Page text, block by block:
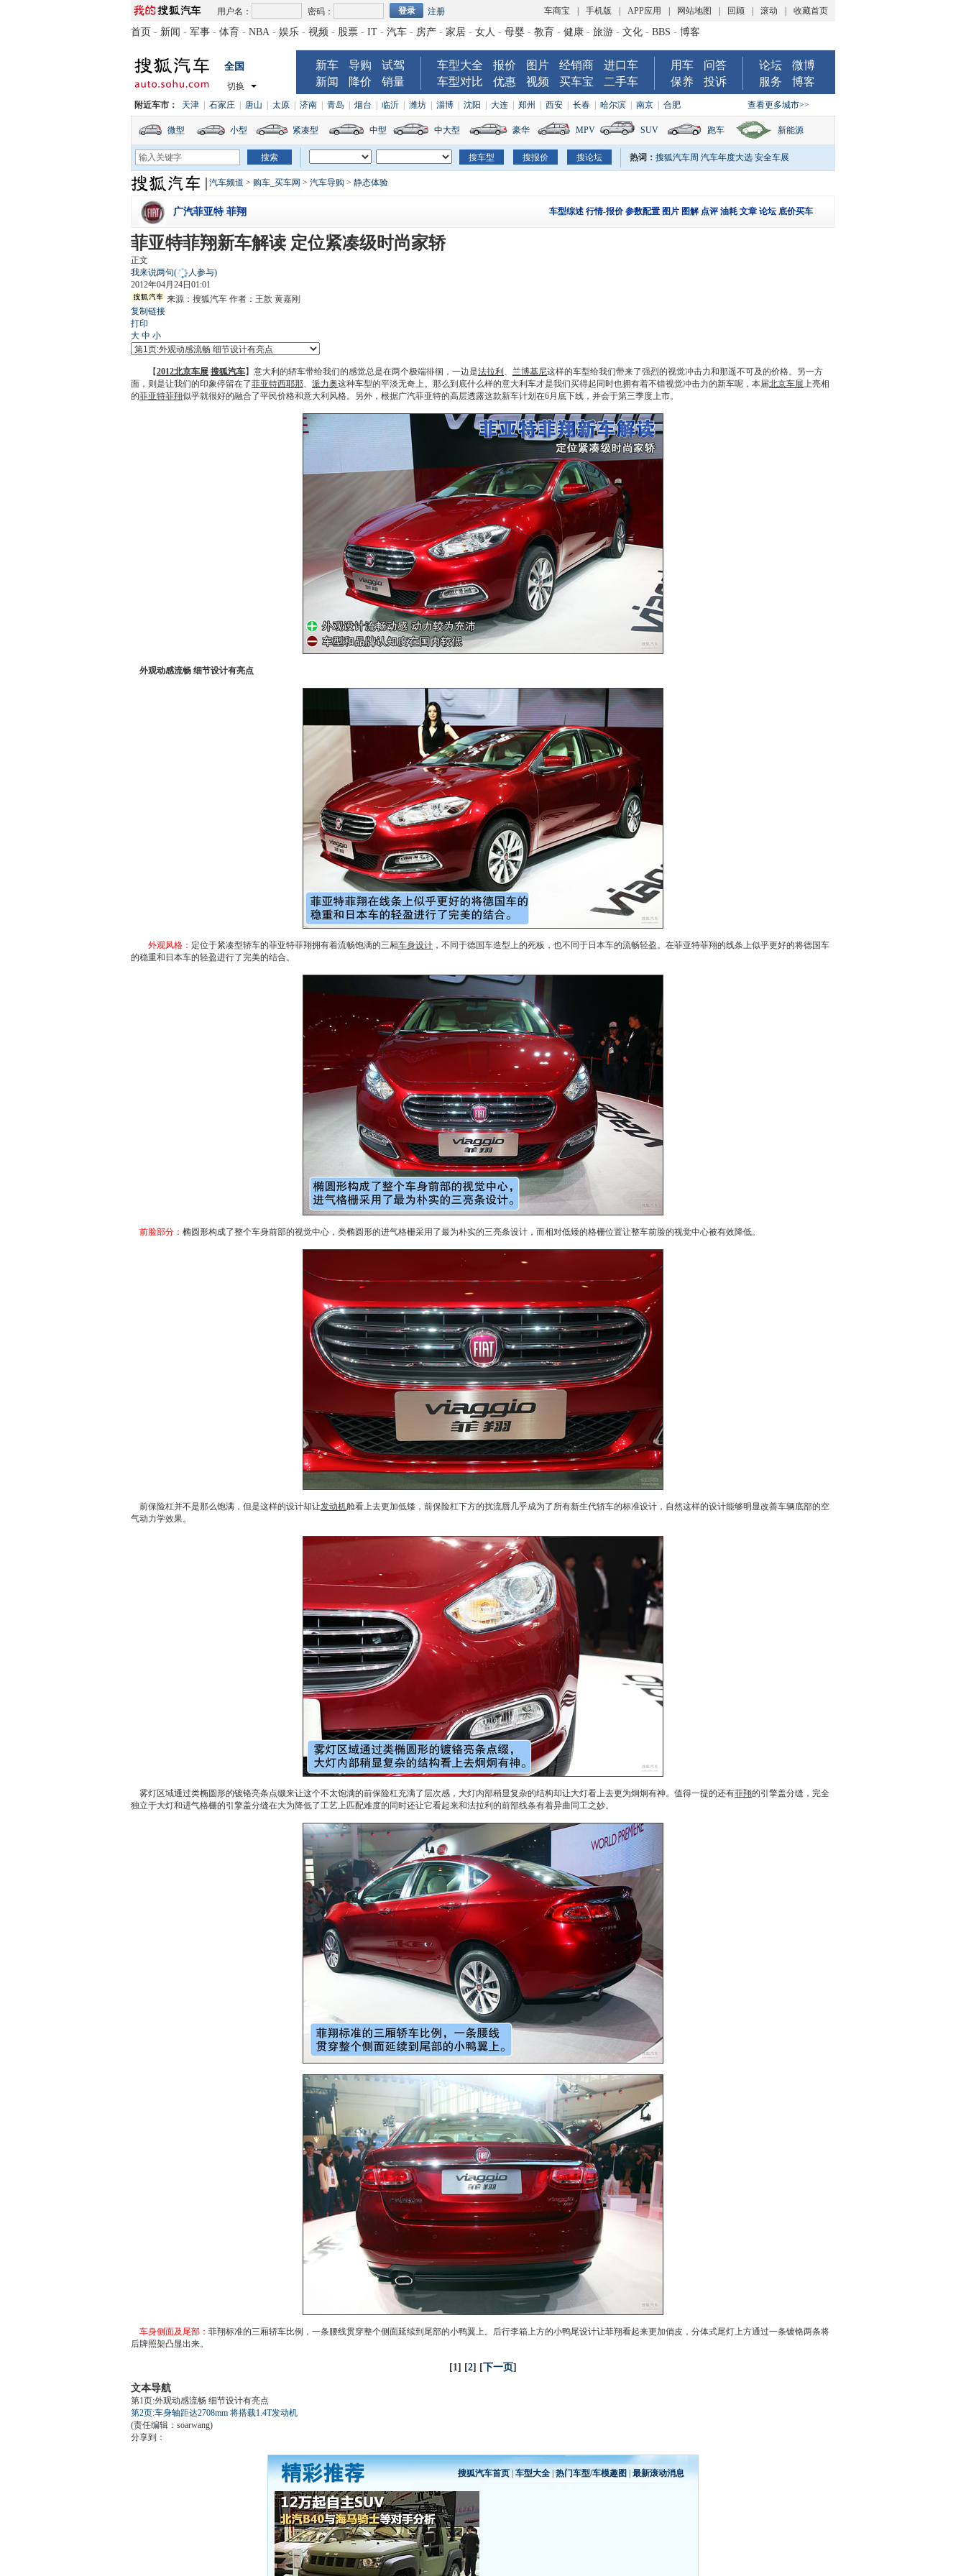
用户名： 密码： 注册 车商宝 手机版 APP应用 网站地图 回顾 滚动 收藏首页
首页 - 新闻 - 军事 - 体育 - NBA - 娱乐 - 视频 - 股票 - IT - 汽车 - 房产 - 家居 - 女人 - 母婴 - 教育 - 健康 - 旅游 - 文化 - BBS - 博客
全国
切换
新车 导购
试驾
新闻
降价 销量
车型大全 报价 图片 经销商
进口车
车型对比
优惠 视频 买车宝 二手车
用车
问答
保养
投诉
论坛
微博
服务
博客
查看更多城市>>
附近车市： 天津 石家庄 唐山 太原 济南 青岛 烟台 临沂 潍坊 淄博 沈阳 大连 郑州 西安 长春 哈尔滨 南京 合肥
微型 小型 紧凑型 中型 中大型 豪华 MPV SUV 跑车 新能源
热词： 搜狐汽车周 汽车年度大选 安全车展
汽车频道 > 购车_买车网 > 汽车导购 > 静态体验
车型综述 行情-报价 参数配置 图片 图解 点评 油耗 文章 论坛 底价买车
广汽菲亚特 菲翔
菲亚特菲翔新车解读 定位紧凑级时尚家轿
正文
我来说两句(
人参与)
2012年04月24日01:01
来源： 搜狐汽车作者：王歆 黄嘉刚
复制链接
打印
大 中 小
【2012北京车展 搜狐汽车】意大利的轿车带给我们的感觉总是在两个极端徘徊，一边是法拉利 、 兰博基尼这样的车型给我们带来了强烈的视觉冲击力和那遥不可及的价格。另一方
面，则是让我们的印象停留在了菲亚特西耶那、 派力奥这种车型的平淡无奇上。那么到底什么样的意大利车才是我们买得起同时也拥有着不错视觉冲击力的新车呢，本届北京车展上亮相
的菲亚特菲翔似乎就很好的融合了平民价格和意大利风格。另外，根据广汽菲亚特的高层透露这款新车计划在6月底下线，并会于第三季度上市。
外观动感流畅 细节设计有亮点
外观风格： 定位于紧凑型轿车的菲亚特菲翔拥有着流畅饱满的三厢车身设计 ，不同于德国车造型上的死板，也不同于日本车的流畅轻盈。在菲亚特菲翔的线条上似乎更好的将德国车
的稳重和日本车的轻盈进行了完美的结合。
前脸部分： 椭圆形构成了整个车身前部的视觉中心，类椭圆形的进气格栅采用了最为朴实的三亮条设计，而相对低矮的格栅位置让整车前脸的视觉中心被有效降低。
前保险杠并不是那么饱满，但是这样的设计却让发动机舱看上去更加低矮，前保险杠下方的扰流唇几乎成为了所有新生代轿车的标准设计，自然这样的设计能够明显改善车辆底部的空
气动力学效果。
雾灯区域通过类椭圆形的镀铬亮条点缀来让这个不太饱满的前保险杠充满了层次感，大灯内部稍显复杂的结构却让大灯看上去更为炯炯有神。值得一提的还有菲翔的引擎盖分缝，完全
独立于大灯和进气格栅的引擎盖分缝在大为降低了工艺上匹配难度的同时还让它看起来和法拉利 的前部线条有着异曲同工之妙。
车身侧面及尾部： 菲翔标准的三厢轿车比例，一条腰线贯穿整个侧面延续到尾部的小鸭翼上。后行李箱上方的小鸭尾设计让菲翔看起来更加俏皮，分体式尾灯上方通过一条镀铬两条将
后牌照架凸显出来。
[1] [2] [下一页]
文本导航
第1页:外观动感流畅 细节设计有亮点
第2页:车身轴距达2708mm 将搭载1.4T发动机
(责任编辑：soarwang)
分享到：
搜狐汽车首页| 车型大全| 热门车型/车模趣图 最新滚动消息